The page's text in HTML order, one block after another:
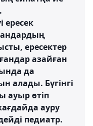
ересектер
азайған
да
алады. Бүгінгі
ауыр өтіп
ауру
педиатр.